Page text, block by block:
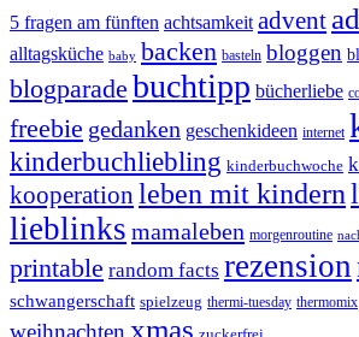
5 fragen am fünften achtsamkeit advent
alltagsküche baby backen basteln bloggen
blogparade buchtipp bücherliebe
freebie gedanken geschenkideen internet
kinderbuchliebling kinderbuchwoche
kooperation leben mit kindern
lieblinks mamaleben morgenroutine
printable random facts rezension
schwangerschaft spielzeug thermi-tuesday thermomix
xmas